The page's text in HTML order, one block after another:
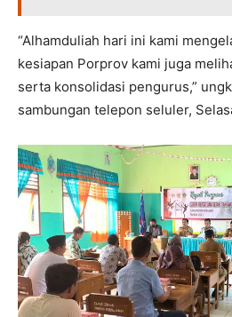
“Alhamduliah hari ini kami
kesiapan Porprov kami juga
serta konsolidasi pengurus,”
sambungan telepon seluler,